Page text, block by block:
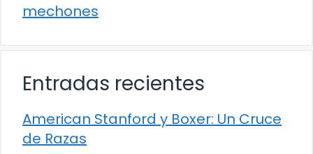
mechones
Entradas recientes
American Stanford y Boxer: Un Cruce
de Razas